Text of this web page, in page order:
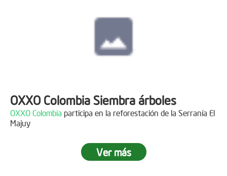
OXXO Colombia Siembra árboles
OXXO Colombia participa en la reforestación de la Serranía El
Majuy
Ver más